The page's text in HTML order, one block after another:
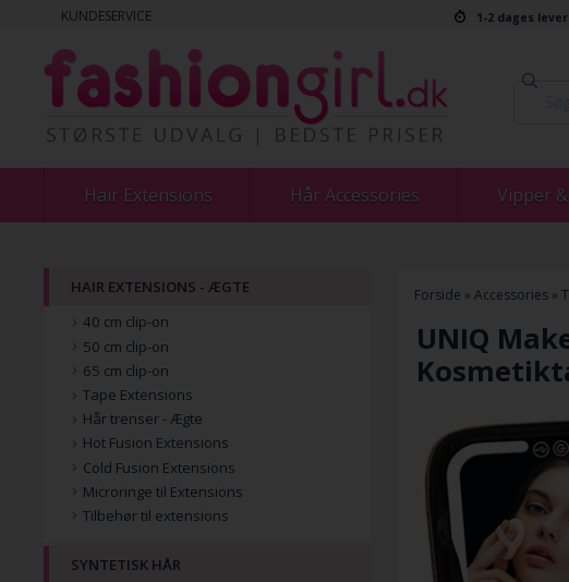
KUNDESERVICE 1-2 dages
Hair Extensions Hår Accessories Vipper
Forside » Accessories»
UNIQ
HAIR EXTENSIONS - ÆGTE
40 cm clip-on
50 cm clip-on
65 cm clip-on
Tape Extensions
Hår trenser - Ægte
Hot Fusion Extensions
Cold Fusion Extensions
Microringe til Extensions
Tilbehør til extensions
SYNTETISK HÅR